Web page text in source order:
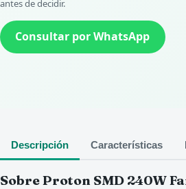
antes de decidir.
Consultar por WhatsApp
Descripción Características
Sobre Proton SMD 240W